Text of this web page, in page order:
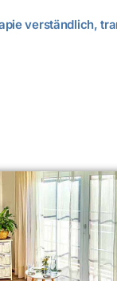
verständlich,